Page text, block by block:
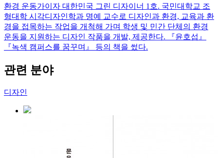
환경 운동가이자 대한민국 그린 디자이너 1호. 국민대학교 조
형대학 시각디자인학과 명예 교수로 디자인과 환경, 교육과 환
경을 접목하는 작업을 개척해 가며 학생 및 민간 단체의 환경
운동을 지원하는 디자인 작품을 개발, 제공한다. 『윤호섭』
『녹색 캠퍼스를 꿈꾸며』 등의 책을 썼다.
관련 분야
디자인